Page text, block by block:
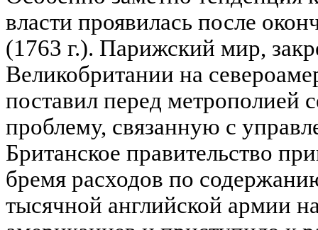
власти проявилась после
(1763 г.). Парижский мир,
Великобритании на
поставил перед метрополией
проблему, связанную с
Британское правительство
бремя расходов по
тысячной английской армии